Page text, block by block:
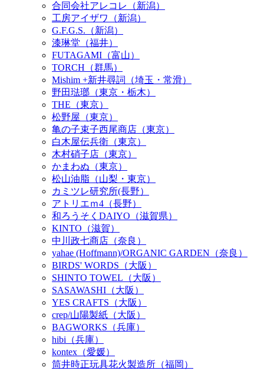
合同会社アレコレ（新潟）
工房アイザワ（新潟）
G.F.G.S.（新潟）
漆琳堂（福井）
FUTAGAMI（富山）
TORCH（群馬）
Mishim +新井尋詞（埼玉・常滑）
野田琺瑯（東京・栃木）
THE（東京）
松野屋（東京）
亀の子束子西尾商店（東京）
白木屋伝兵衛（東京）
木村硝子店（東京）
かまわぬ（東京）
松山油脂（山梨・東京）
カミツレ研究所(長野）
アトリエｍ4（長野）
和ろうそくDAIYO（滋賀県）
KINTO（滋賀）
中川政七商店（奈良）
yahae (Hoffmann)/ORGANIC GARDEN（奈良）
BIRDS' WORDS（大阪）
SHINTO TOWEL（大阪）
SASAWASHI（大阪）
YES CRAFTS（大阪）
crep/山陽製紙（大阪）
BAGWORKS（兵庫）
hibi（兵庫）
kontex（愛媛）
筒井時正玩具花火製造所（福岡）